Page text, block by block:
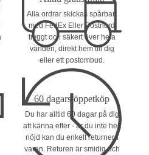
Alla ordrar skickas spårbart
med FedEx Eller Postnord
tryggt och säkert över hela
världen, direkt hem till dig
eller ett postombud.
60 dagars öppetköp
Du har alltid 60 dagar på dig
att känna efter - är du inte helt
nöjd kan du enkelt returnera
varan. Returen är smidig och